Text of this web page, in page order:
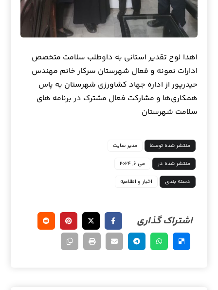
اهدا لوح تقدیر استانی به داوطلب سلامت متخصص
ادارات نمونه و فعال شهرستان سرکار خانم مهندس
حیدرپور از اداره جهاد کشاورزی شهرستان به پاس
همکاری‌ها و مشارکت فعال مشترک در برنامه های
سلامت شهرستان
منتشر شده توسط مدیر سایت
منتشر شده در می ۶, ۲۰۲۴
دسته بندی اخبار و اطلاعیه